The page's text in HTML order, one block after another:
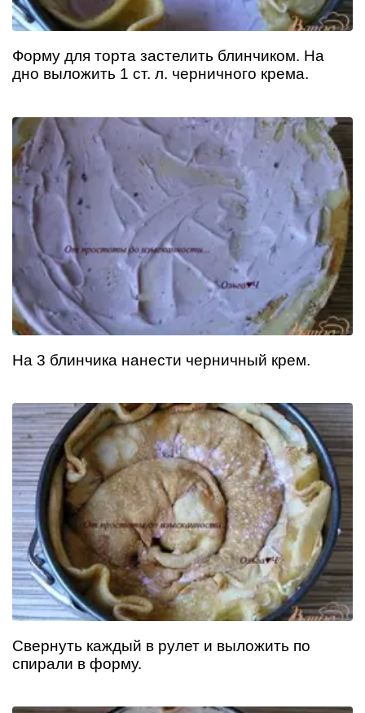
Форму для торта застелить блинчиком. На
дно выложить 1 ст. л. черничного крема.
На 3 блинчика нанести черничный крем.
Свернуть каждый в рулет и выложить по
спирали в форму.